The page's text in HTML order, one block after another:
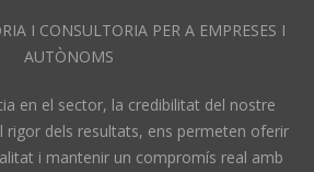
I CONSULTORIA PER A EMPRESES I
AUTÒNOMS
en el sector, la credibilitat del nostre
rigor dels resultats, ens permeten oferir
i mantenir un compromís real amb